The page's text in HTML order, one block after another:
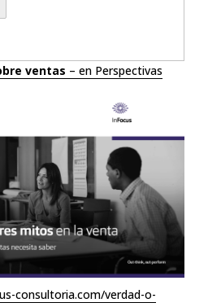
ventas – en Perspectivas
consultoria.com/verdad-o-